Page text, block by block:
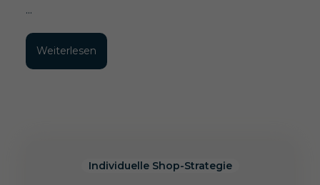
...
Weiterlesen
Individuelle Shop-Strategie